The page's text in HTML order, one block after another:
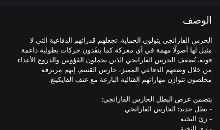
الوصف
الحرس الفارانجي يتولون الحماية. تجعلهم قدراتهم الدفاعية التي لا
مثيل لها أصولًا مهمة في أي معركة كما ينفّذون حركات بطولية داعمة
قوية. يُضعف الحرس الفارانجي الذين يحملون الفؤوس والدروع الأعداء
من خلال وضعهم الدفاعي المميز، حارس القسم. إنهم مرتزقة